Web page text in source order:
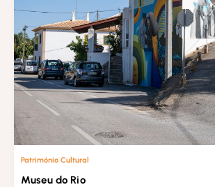
Património Cultural
Museu do Rio